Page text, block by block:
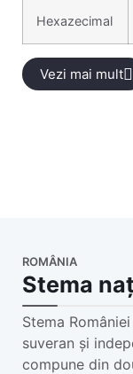
Hexazecimal
Vezi mai mult
ROMÂNIA
Stema
Stema
suveran și
compune din